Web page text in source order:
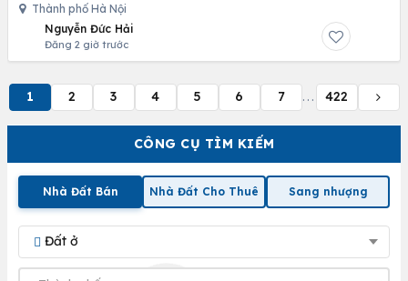
CÔNG CỤ TÌM KIẾM
Nhà Đất Bán Nhà Đất Cho Thuê Sang nhượng
Đất ở
Thành phố Hà Nội
Nguyễn Đức Hải
Đăng 2 giờ trước
1 2 3 4 5 6 7 ... 422